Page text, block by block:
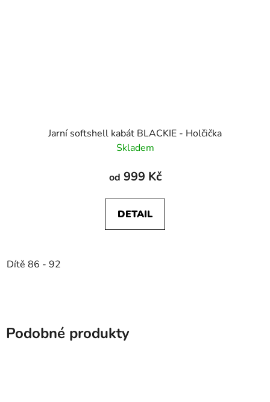
Jarní softshell kabát BLACKIE - Holčička
Skladem
od 999 Kč
DETAIL
Dítě 86 - 92
Podobné produkty